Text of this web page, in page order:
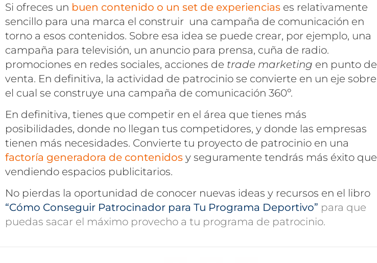
Si ofreces un buen contenido o un set de experiencias es relativamente
sencillo para una marca el construir una campaña de comunicación en
torno a esos contenidos. Sobre esa idea se puede crear, por ejemplo, una
campaña para televisión, un anuncio para prensa, cuña de radio.
promociones en redes sociales, acciones de trade marketing en punto de
venta. En definitiva, la actividad de patrocinio se convierte en un eje sobre
el cual se construye una campaña de comunicación 360º.
En definitiva, tienes que competir en el área que tienes más
posibilidades, donde no llegan tus competidores, y donde las empresas
tienen más necesidades. Convierte tu proyecto de patrocinio en una
factoría generadora de contenidos y seguramente tendrás más éxito que
vendiendo espacios publicitarios.
No pierdas la oportunidad de conocer nuevas ideas y recursos en el libro
“Cómo Conseguir Patrocinador para Tu Programa Deportivo” para que
puedas sacar el máximo provecho a tu programa de patrocinio.